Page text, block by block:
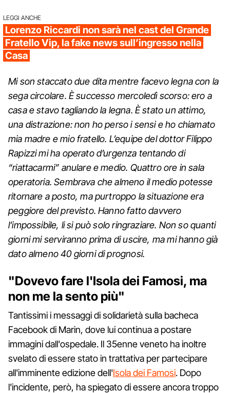
LEGGI ANCHE
Lorenzo Riccardi non sarà nel cast del Grande
Fratello Vip, la fake news sull’ingresso nella
Casa
Mi son staccato due dita mentre facevo legna con la
sega circolare. È successo mercoledì scorso: ero a
casa e stavo tagliando la legna. È stato un attimo,
una distrazione: non ho perso i sensi e ho chiamato
mia madre e mio fratello. L’equipe del dottor Filippo
Rapizzi mi ha operato d’urgenza tentando di
“riattacarmi” anulare e medio. Quattro ore in sala
operatoria. Sembrava che almeno il medio potesse
ritornare a posto, ma purtroppo la situazione era
peggiore del previsto. Hanno fatto davvero
l’impossibile, li si può solo ringraziare. Non so quanti
giorni mi serviranno prima di uscire, ma mi hanno già
dato almeno 40 giorni di prognosi.
"Dovevo fare l'Isola dei Famosi, ma
non me la sento più"
Tantissimi i messaggi di solidarietà sulla bacheca
Facebook di Marin, dove lui continua a postare
immagini dall'ospedale. Il 35enne veneto ha inoltre
svelato di essere stato in trattativa per partecipare
all'imminente edizione dell'Isola dei Famosi. Dopo
l'incidente, però, ha spiegato di essere ancora troppo